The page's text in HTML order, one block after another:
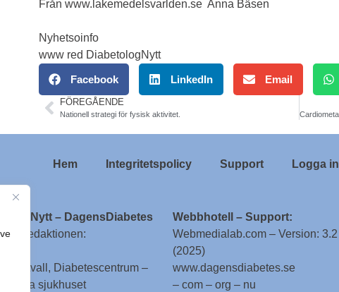
Från www.lakemedelsvarlden.seAnna Bäsen
Nyhetsoinfo
www red DiabetologNytt
Facebook LinkedIn Email
FÖREGÅENDE
Nationell strategi för fysisk aktivitet.
Hem Integritetspolicy Support Logga in
– DagensDiabetes
till redaktionen:
Attvall, Diabetescentrum –
sjukhuset
Webbhotell – Support:
Webmedialab.com – Version: 3.2
(2025)
www.dagensdiabetes.se
– com – org – nu